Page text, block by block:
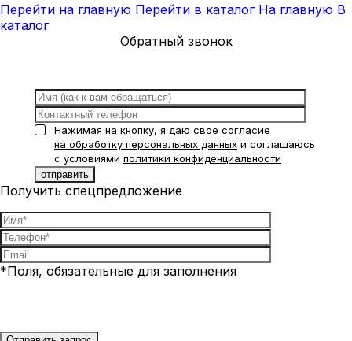
Перейти на главную Перейти в каталог На главную В
каталог
Обратный звонок
Нажимая на кнопку, я даю свое согласие
на обработку персональных данных и соглашаюсь
с условиями политики конфиденциальности
Получить спецпредложение
*Поля, обязательные для заполнения